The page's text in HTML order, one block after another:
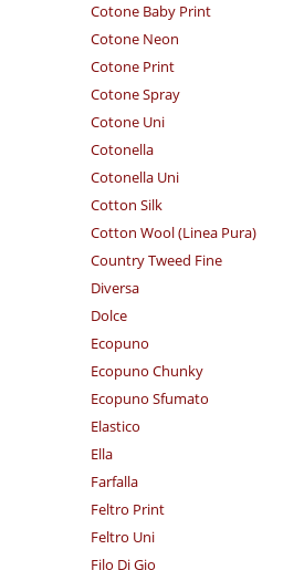
Cotone Baby Print
Cotone Neon
Cotone Print
Cotone Spray
Cotone Uni
Cotonella
Cotonella Uni
Cotton Silk
Cotton Wool (Linea Pura)
Country Tweed Fine
Diversa
Dolce
Ecopuno
Ecopuno Chunky
Ecopuno Sfumato
Elastico
Ella
Farfalla
Feltro Print
Feltro Uni
Filo Di Gio